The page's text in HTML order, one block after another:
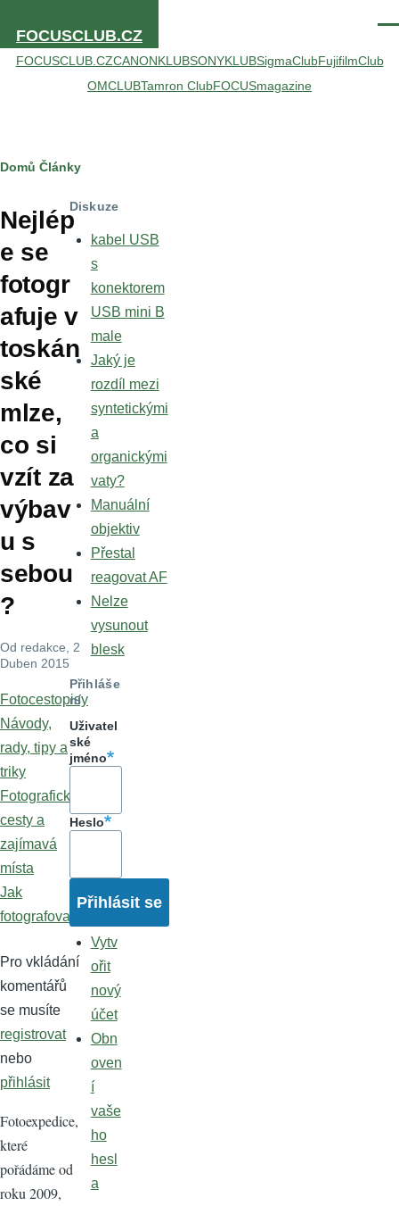
FOCUSCLUB.CZ
FOCUSCLUB.CZCANONKLUBSONYKLUBSigmaClubFujifilmClub
OMCLUBTamron ClubFOCUSmagazine
Drobečková
navigace
Domů Články
Nejlép
e se
fotogr
afuje v
toskán
ské
mlze,
co si
vzít za
výbav
u s
sebou
?
Od redakce , 2
Duben 2015
Fotocestopisy
Návody,
rady, tipy a
triky
Fotografické
cesty a
zajímavá
místa
Jak
fotografovat
Pro vkládání
komentářů
se musíte
registrovat
nebo
přihlásit
Fotoexpedice,
které
pořádáme od
roku 2009,
Diskuze
kabel USB
s
konektorem
USB mini B
male
Jaký je
rozdíl mezi
syntetickými
a
organickými
vaty?
Manuální
objektiv
Přestal
reagovat AF
Nelze
vysunout
blesk
Přihláše
ní
Uživatel
ské
jméno
Heslo
Vytv
ořit
nový
účet
Obn
oven
í
vaše
ho
hesl
a